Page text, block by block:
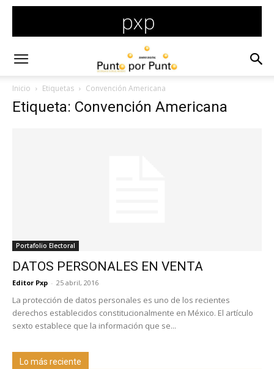
Inicio Etiquetas Convención Americana
Etiqueta: Convención Americana
Portafolio Electoral
DATOS PERSONALES EN VENTA
Editor Pxp - 25 abril, 2016
La protección de datos personales es uno de los recientes
derechos establecidos constitucionalmente en México. El artículo
sexto establece que la información que se...
Lo más reciente